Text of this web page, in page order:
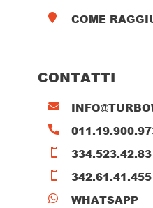
 COME
CONTATTI


 334.523.42.83
 342.61.41.455
 WHATSAPP